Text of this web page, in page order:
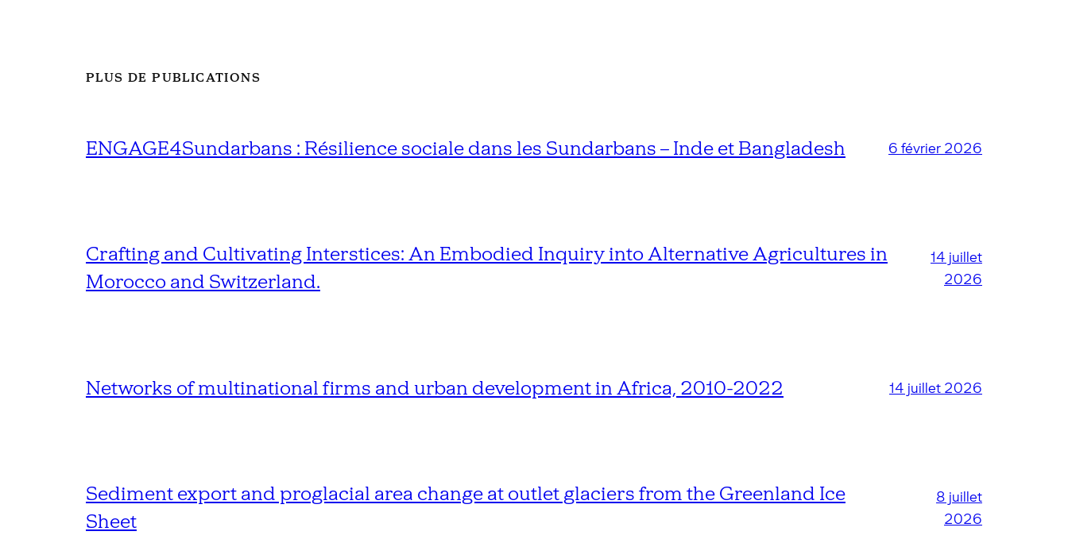
PLUS DE PUBLICATIONS
ENGAGE4Sundarbans : Résilience sociale dans les Sundarbans – Inde et Bangladesh 6 février 2026
Crafting and Cultivating Interstices: An Embodied Inquiry into Alternative Agricultures in
Morocco and Switzerland.
14 juillet
2026
Networks of multinational firms and urban development in Africa, 2010-2022 14 juillet 2026
Sediment export and proglacial area change at outlet glaciers from the Greenland Ice
Sheet
8 juillet
2026